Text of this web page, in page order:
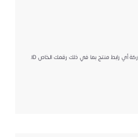
عندما تصبح تابعا ، سنزودك برقم خاص ID. مشاركة أي رابط منتج بما في ذلك رقمك الخاص ID.